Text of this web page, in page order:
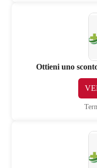
Ottieni uno